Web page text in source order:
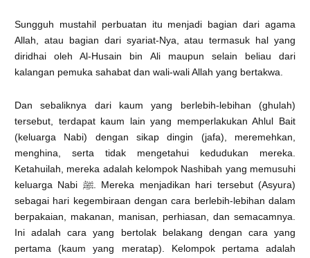
Sungguh mustahil perbuatan itu menjadi bagian dari agama
Allah, atau bagian dari syariat-Nya, atau termasuk hal yang
diridhai oleh Al-Husain bin Ali maupun selain beliau dari
kalangan pemuka sahabat dan wali-wali Allah yang bertakwa.
Dan sebaliknya dari kaum yang berlebih-lebihan (ghulah)
tersebut, terdapat kaum lain yang memperlakukan Ahlul Bait
(keluarga Nabi) dengan sikap dingin (jafa), meremehkan,
menghina, serta tidak mengetahui kedudukan mereka.
Ketahuilah, mereka adalah kelompok Nashibah yang memusuhi
keluarga Nabi ﷺ. Mereka menjadikan hari tersebut (Asyura)
sebagai hari kegembiraan dengan cara berlebih-lebihan dalam
berpakaian, makanan, manisan, perhiasan, dan semacamnya.
Ini adalah cara yang bertolak belakang dengan cara yang
pertama (kaum yang meratap). Kelompok pertama adalah